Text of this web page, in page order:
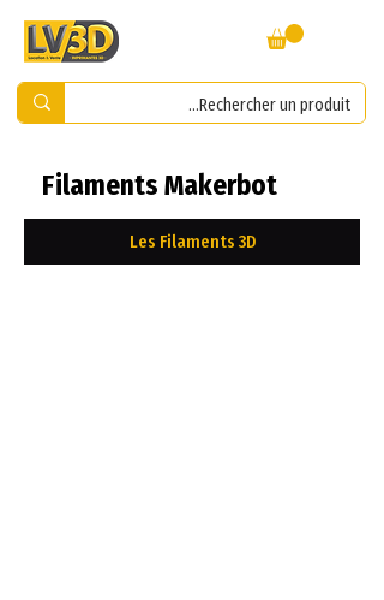
Filaments Makerbot
Les Filaments 3D